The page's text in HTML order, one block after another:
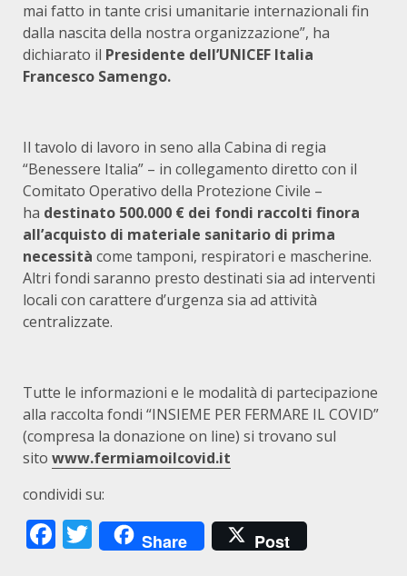
mai fatto in tante crisi umanitarie internazionali fin
dalla nascita della nostra organizzazione”, ha
dichiarato il Presidente dell’UNICEF Italia
Francesco Samengo.
Il tavolo di lavoro in seno alla Cabina di regia
“Benessere Italia” – in collegamento diretto con il
Comitato Operativo della Protezione Civile –
ha destinato 500.000 € dei fondi raccolti finora
all’acquisto di materiale sanitario di prima
necessità come tamponi, respiratori e mascherine.
Altri fondi saranno presto destinati sia ad interventi
locali con carattere d’urgenza sia ad attività
centralizzate.
Tutte le informazioni e le modalità di partecipazione
alla raccolta fondi “INSIEME PER FERMARE IL COVID”
(compresa la donazione on line) si trovano sul
sito www.fermiamoilcovid.it
condividi su:
Facebook
Twitter
Share Post